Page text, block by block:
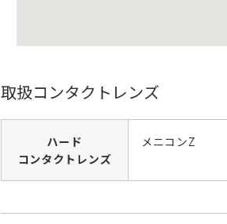
取扱コンタクトレンズ
ハード
コンタクトレンズ
メニコンZ